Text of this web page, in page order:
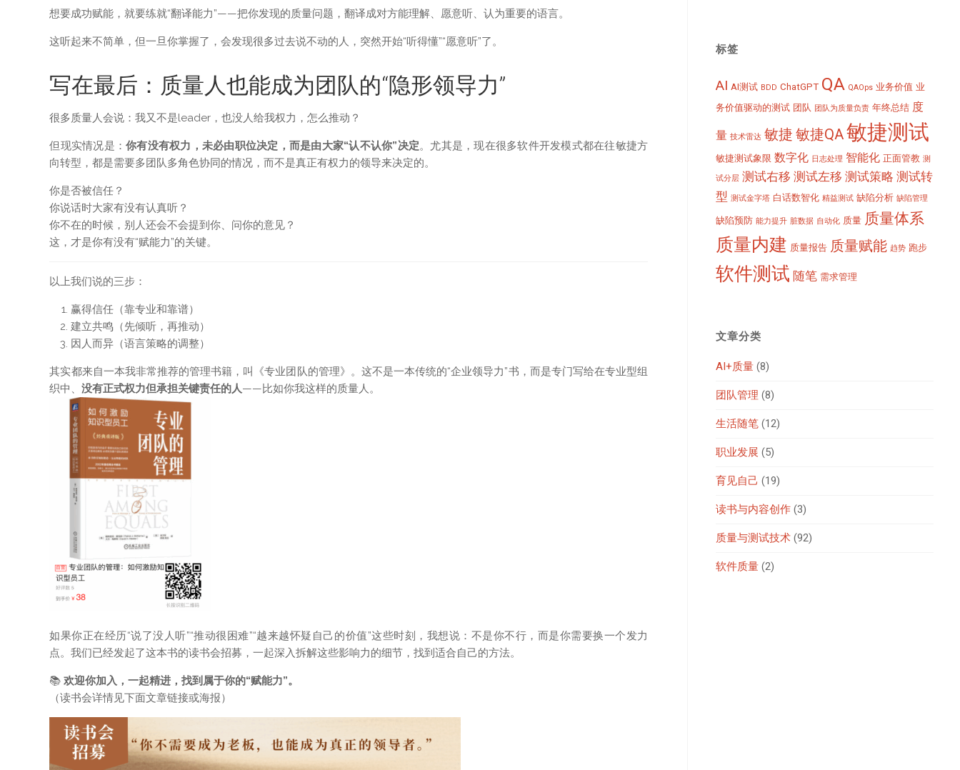
想要成功赋能，就要练就“翻译能力”——把你发现的质量问题，翻译成对方能理解、愿意听、认为重要的语言。
这听起来不简单，但一旦你掌握了，会发现很多过去说不动的人，突然开始“听得懂”“愿意听”了。
写在最后：质量人也能成为团队的“隐形领导力”
很多质量人会说：我又不是leader，也没人给我权力，怎么推动？
但现实情况是：你有没有权力，未必由职位决定，而是由大家“认不认你”决定。尤其是，现在很多软件开发模式都在往敏捷方
向转型，都是需要多团队多角色协同的情况，而不是真正有权力的领导来决定的。
你是否被信任？
你说话时大家有没有认真听？
你不在的时候，别人还会不会提到你、问你的意见？
这，才是你有没有“赋能力”的关键。
以上我们说的三步：
赢得信任（靠专业和靠谱）
建立共鸣（先倾听，再推动）
因人而异（语言策略的调整）
其实都来自一本我非常推荐的管理书籍，叫《专业团队的管理》。这不是一本传统的“企业领导力”书，而是专门写给在专业型组
织中、没有正式权力但承担关键责任的人——比如你我这样的质量人。
如果你正在经历“说了没人听”“推动很困难”“越来越怀疑自己的价值”这些时刻，我想说：不是你不行，而是你需要换一个发力
点。我们已经发起了这本书的读书会招募，一起深入拆解这些影响力的细节，找到适合自己的方法。
📚欢迎你加入，一起精进，找到属于你的“赋能力”。
（读书会详情见下面文章链接或海报）
标签
AI AI测试 BDD ChatGPT QA QAOps 业务价值 业
务价值驱动的测试 团队 团队为质量负责 年终总结 度
量 技术雷达 敏捷 敏捷QA敏捷测试
敏捷测试象限 数字化 日志处理 智能化 正面管教 测
试分层 测试右移 测试左移 测试策略 测试转
型 测试金字塔 白话数智化 精益测试 缺陷分析 缺陷管理
缺陷预防 能力提升 脏数据 自动化 质量 质量体系
质量内建 质量报告 质量赋能 趋势 跑步
软件测试 随笔 需求管理
文章分类
AI+质量 (8)
团队管理 (8)
生活随笔 (12)
职业发展 (5)
育见自己 (19)
读书与内容创作 (3)
质量与测试技术 (92)
软件质量 (2)